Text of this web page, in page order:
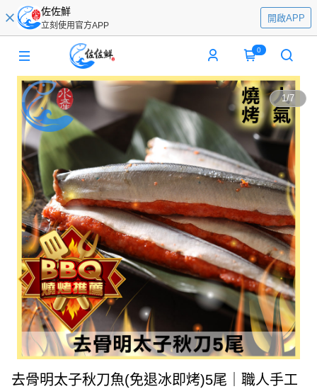
佐佐鮮
立刻使用官方APP
開啟APP
0
1/7
去骨明太子秋刀魚(免退冰即烤)5尾｜職人手工